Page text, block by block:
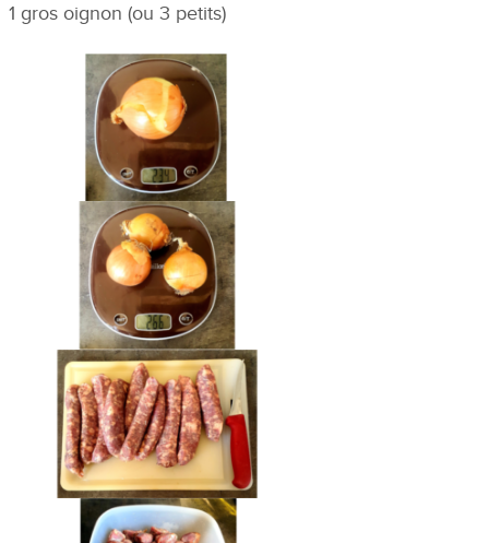
1 gros oignon (ou 3 petits)